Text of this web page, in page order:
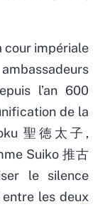
cour impériale
l’an 600
de la
聖徳太子,
Suiko 推古
le silence
les deux